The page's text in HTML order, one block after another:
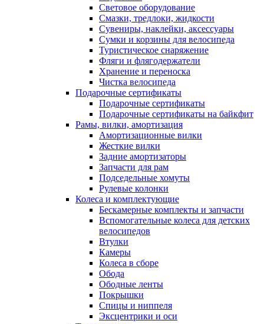
Световое оборудование
Смазки, тредлоки, жидкости
Сувениры, наклейки, аксессуары
Сумки и корзины для велосипеда
Туристическое снаряжение
Фляги и флягодержатели
Хранение и переноска
Чистка велосипеда
Подарочные сертификаты
Подарочные сертификаты
Подарочные сертификаты на байкфит
Рамы, вилки, амортизация
Амортизационные вилки
Жесткие вилки
Задние амортизаторы
Запчасти для рам
Подседельные хомуты
Рулевые колонки
Колеса и комплектующие
Бескамерные комплекты и запчасти
Вспомогательные колеса для детских
велосипедов
Втулки
Камеры
Колеса в сборе
Обода
Ободные ленты
Покрышки
Спицы и ниппеля
Эксцентрики и оси